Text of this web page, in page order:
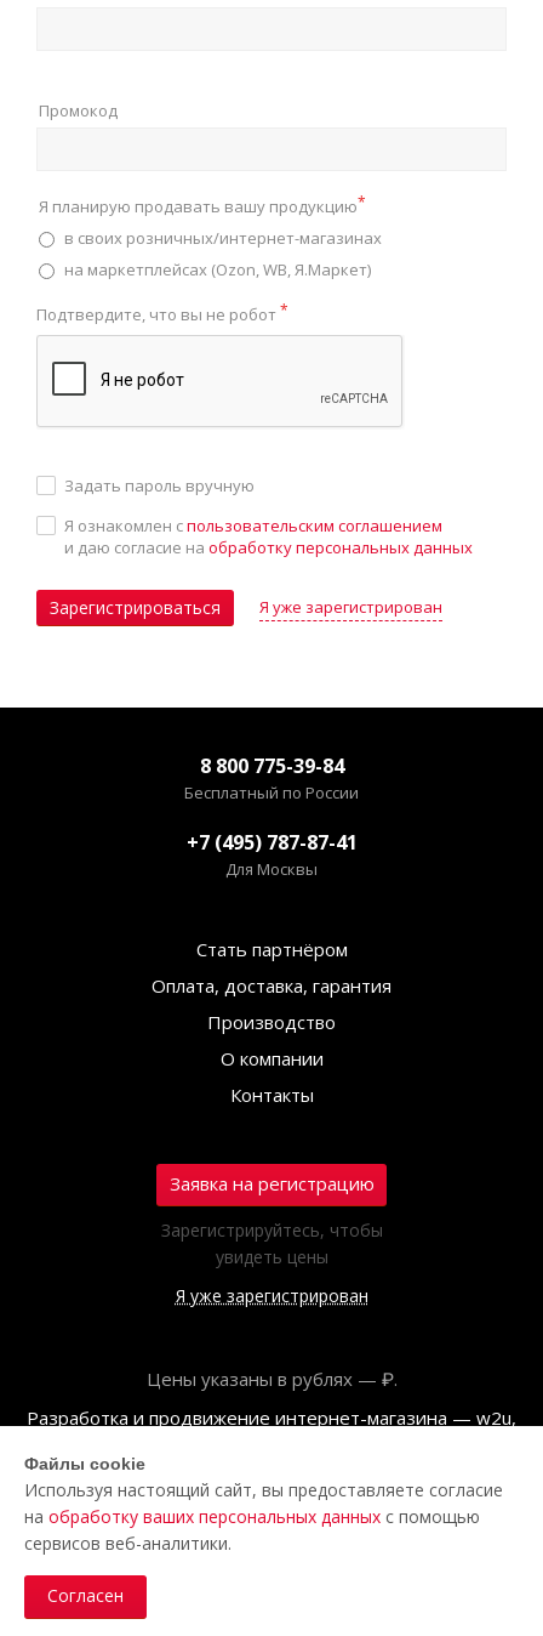
Промокод
Я планирую продавать вашу продукцию*
в своих розничных/интернет-магазинах
на маркетплейсах (Ozon, WB, Я.Маркет)
Подтвердите, что вы не робот*
Задать пароль вручную
Я ознакомлен спользовательским соглашением
и даю согласие на обработку персональных данных
Зарегистрироваться Я уже зарегистрирован
8 800 775-39-84
Бесплатный по России
+7 (495) 787-87-41
Для Москвы
Стать партнёром
Оплата, доставка, гарантия
Производство
О компании
Контакты
Заявка на регистрацию
Зарегистрируйтесь, чтобы
увидеть цены
Я уже зарегистрирован
Цены указаны в рублях — ₽.
Разработка и продвижение интернет-магазина — w2u,
© ООО «Полар центр», 2026
Пользовательское соглашение
Политика обработки персональных данных
Файлы cookie
Используя настоящий сайт, вы предоставляете согласие
на обработку ваших персональных данных с помощью
сервисов веб-аналитики.
Согласен